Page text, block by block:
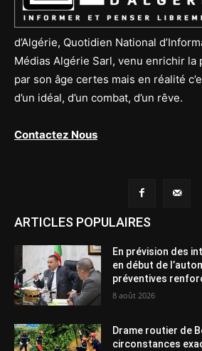
d’Algérie, Quotidien National
Médias Algérie Sarl, venu enrichir la
par son âge certes mais en réalité
d’un idéal, d’un combat, d’un rêve.
Contactez Nous
ARTICLES POPULAIRES
En prévision des
en début de
préventives
8 août 2026
Drame routier de
circonstances